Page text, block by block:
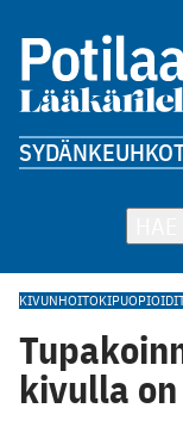
SYDÄN
KIVUNHOITOKIPU
kivulla